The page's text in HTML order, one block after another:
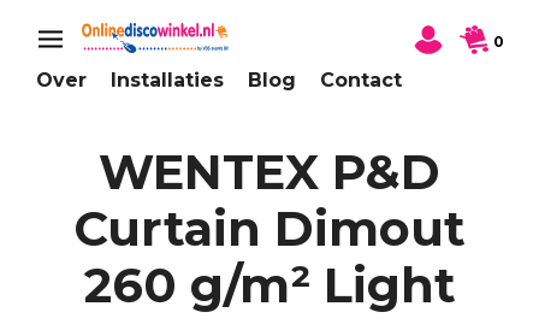
Over Installaties Blog Contact
0
WENTEX P&D
Curtain Dimout
260 g/m² Light